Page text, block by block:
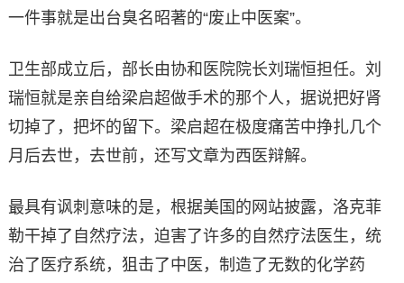
一件事就是出台臭名昭著的“废止中医案”。
卫生部成立后，部长由协和医院院长刘瑞恒担任。刘
瑞恒就是亲自给梁启超做手术的那个人，据说把好肾
切掉了，把坏的留下。梁启超在极度痛苦中挣扎几个
月后去世，去世前，还写文章为西医辩解。
最具有讽刺意味的是，根据美国的网站披露，洛克菲
勒干掉了自然疗法，迫害了许多的自然疗法医生，统
治了医疗系统，狙击了中医，制造了无数的化学药